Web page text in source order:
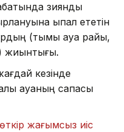
зиянды
ықпал ететін
(тымық ауа райы,
жиынтығы.
кезінде
ауаның сапасы
өткір жағымсыз иіс